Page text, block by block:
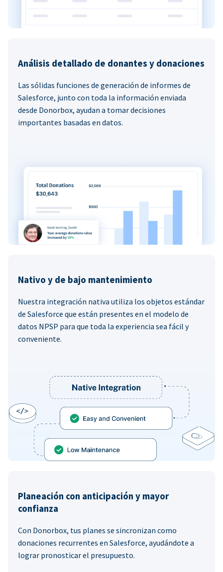
Análisis detallado de donantes y donaciones
Las sólidas funciones de generación de informes de
Salesforce, junto con toda la información enviada
desde Donorbox, ayudan a tomar decisiones
importantes basadas en datos.
Nativo y de bajo mantenimiento
Nuestra integración nativa utiliza los objetos estándar
de Salesforce que están presentes en el modelo de
datos NPSP para que toda la experiencia sea fácil y
conveniente.
Planeación con anticipación y mayor
confianza
Con Donorbox, tus planes se sincronizan como
donaciones recurrentes en Salesforce, ayudándote a
lograr pronosticar el presupuesto.